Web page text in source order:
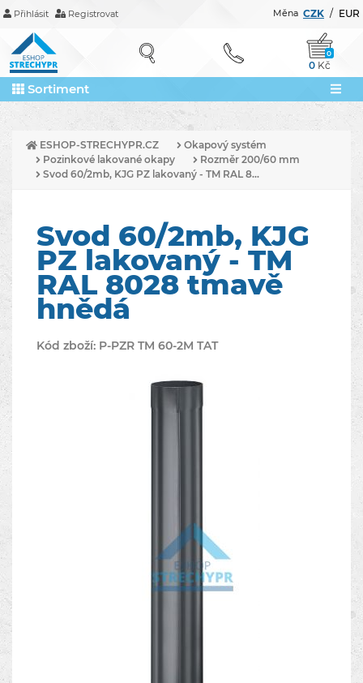
Přihlásit Registrovat CZK / EUR
Měna
0
0 Kč
Sortiment
ESHOP-STRECHYPR.CZ
Okapový systém
Pozinkové lakované okapy
Rozměr 200/60 mm
Svod 60/2mb, KJG PZ lakovaný - TM RAL 8...
Svod 60/2mb, KJG
PZ lakovaný - TM
RAL 8028 tmavě
hnědá
Kód zboží: P-PZR TM 60-2M TAT